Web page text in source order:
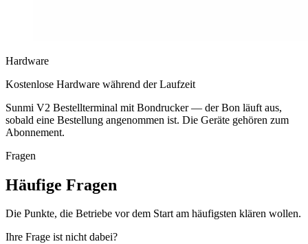
Hardware
Kostenlose Hardware während der Laufzeit
Sunmi V2 Bestellterminal mit Bondrucker — der Bon läuft aus,
sobald eine Bestellung angenommen ist. Die Geräte gehören zum
Abonnement.
Fragen
Häufige Fragen
Die Punkte, die Betriebe vor dem Start am häufigsten klären wollen.
Ihre Frage ist nicht dabei?